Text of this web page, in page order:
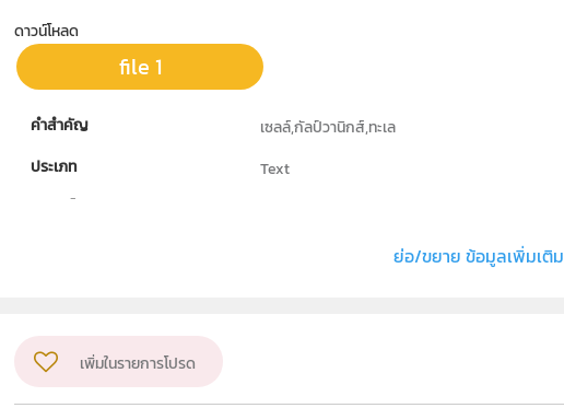
ดาวน์โหลด
file 1
คำสำคัญ
เซลล์,กัลป์วานิกส์,ทะเล
ประเภท
Text
นายณพล รัชตะสัมฤทธิ์ย่อ/ขยาย ข้อมูลเพิ่มเติม
เพิ่มในรายการโปรด